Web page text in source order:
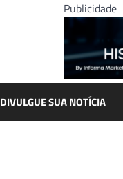
Publicidade
DIVULGUE SUA NOTÍCIA